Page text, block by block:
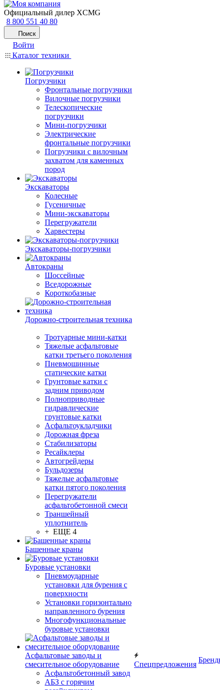
Официальный дилер XCMG
8 800 551 40 80
Поиск
Войти
Каталог техники
Погрузчики
Фронтальные погрузчики
Вилочные погрузчики
Телескопические
погрузчики
Мини-погрузчики
Электрические
фронтальные погрузчики
Погрузчики с вилочным
захватом для каменных
пород
Экскаваторы
Колесные
Гусеничные
Мини-экскаваторы
Перегружатели
Харвестеры
Экскаваторы-погрузчики
Автокраны
Шоссейные
Вседорожные
Короткобазные
Дорожно-строительная техника
Тротуарные мини-катки
Тяжелые асфальтовые
катки третьего поколения
Пневмошинные
статические катки
Грунтовые катки с
задним приводом
Полноприводные
гидравлические
грунтовые катки
Асфальтоукладчики
Дорожная фреза
Стабилизаторы
Ресайклеры
Автогрейдеры
Бульдозеры
Тяжелые асфальтовые
катки пятого поколения
Перегружатели
асфальтобетонной смеси
Траншейный
уплотнитель
+ ЕЩЕ 4
Башенные краны
Буровые установки
Пневмоударные
установки для бурения с
поверхности
Установки горизонтально
направленного бурения
Многофункциональные
буровые установки
Асфальтовые заводы и
смесительное оборудование
Асфальтобетонный завод
АБЗ с горячим
Спецпредложения